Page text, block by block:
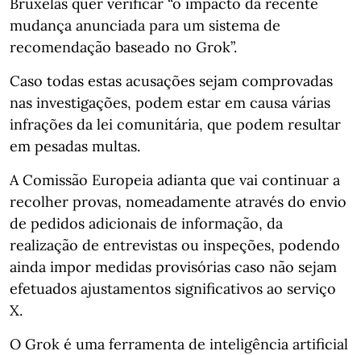
mudança anunciada para um sistema de
recomendação baseado no Grok”.
Caso todas estas acusações sejam comprovadas
nas investigações, podem estar em causa várias
infrações da lei comunitária, que podem resultar
em pesadas multas.
A Comissão Europeia adianta que vai continuar a
recolher provas, nomeadamente através do envio
de pedidos adicionais de informação, da
realização de entrevistas ou inspeções, podendo
ainda impor medidas provisórias caso não sejam
efetuados ajustamentos significativos ao serviço
X.
O Grok é uma ferramenta de inteligência artificial